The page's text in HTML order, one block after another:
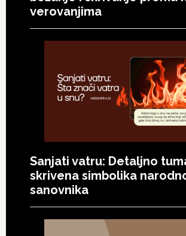
verovanjima
Sanjati vatru: Detaljno
skrivena simbolika
sanovnika